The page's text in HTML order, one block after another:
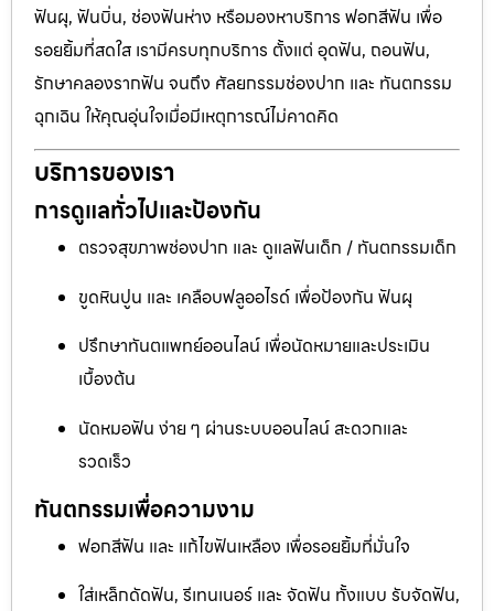
ฟันผุ, ฟันบิ่น, ช่องฟันห่าง หรือมองหาบริการ ฟอกสีฟัน เพื่อ
รอยยิ้มที่สดใส เรามีครบทุกบริการ ตั้งแต่ อุดฟัน, ถอนฟัน,
รักษาคลองรากฟัน จนถึง ศัลยกรรมช่องปาก และ ทันตกรรม
ฉุกเฉิน ให้คุณอุ่นใจเมื่อมีเหตุการณ์ไม่คาดคิด
บริการของเรา
การดูแลทั่วไปและป้องกัน
ตรวจสุขภาพช่องปาก และ ดูแลฟันเด็ก / ทันตกรรมเด็ก
ขูดหินปูน และ เคลือบฟลูออไรด์ เพื่อป้องกัน ฟันผุ
ปรึกษาทันตแพทย์ออนไลน์ เพื่อนัดหมายและประเมิน
เบื้องต้น
นัดหมอฟัน ง่าย ๆ ผ่านระบบออนไลน์ สะดวกและ
รวดเร็ว
ทันตกรรมเพื่อความงาม
ฟอกสีฟัน และ แก้ไขฟันเหลือง เพื่อรอยยิ้มที่มั่นใจ
ใส่เหล็กดัดฟัน, รีเทนเนอร์ และ จัดฟัน ทั้งแบบ รับจัดฟัน,